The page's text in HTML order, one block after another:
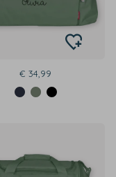
€ 34,99